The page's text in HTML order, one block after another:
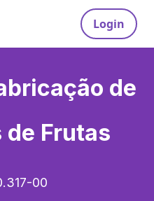
Login
de
Frutas
00